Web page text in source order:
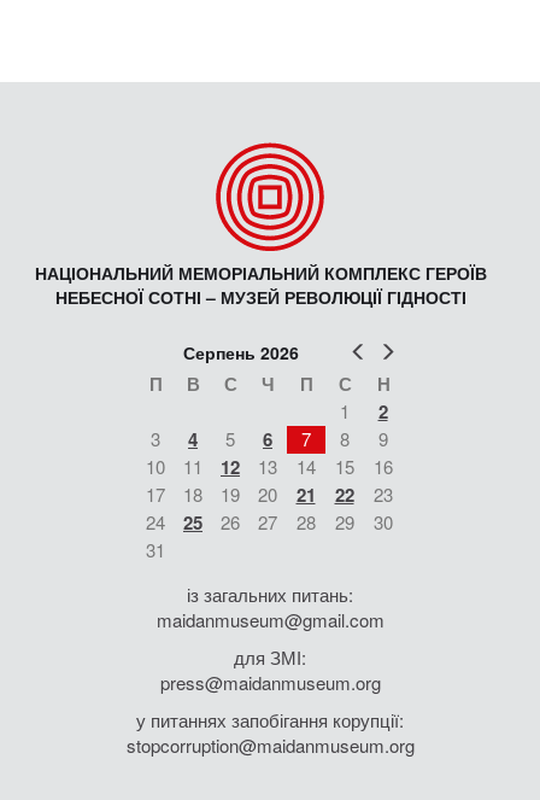
НАЦІОНАЛЬНИЙ МЕМОРІАЛЬНИЙ КОМПЛЕКС ГЕРОЇВ
НЕБЕСНОЇ СОТНІ – МУЗЕЙ РЕВОЛЮЦІЇ ГІДНОСТІ
Попер
Серпень 2026
П В С Ч П С Н
1 2
3 4 5 6 7 8
9
10
11 12 13 14 15
16
17
18 19 20 21 22
23
24
25 26 27 28 29
30
31
із загальних питань:
maidanmuseum@gmail.com
для ЗМІ:
press@maidanmuseum.org
у питаннях запобігання корупції:
stopcorruption@maidanmuseum.org